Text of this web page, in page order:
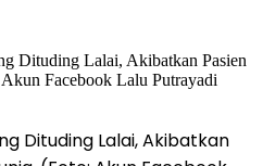
Dituding Lalai, Akibatkan